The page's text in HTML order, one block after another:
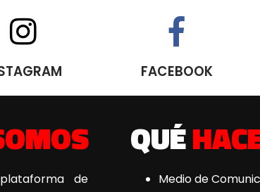
FACEBOOK
de
QUÉ
Medio de